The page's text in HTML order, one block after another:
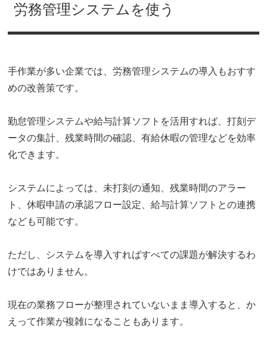
労務管理システムを使う
手作業が多い企業では、労務管理システムの導入もおすす
めの改善策です。
勤怠管理システムや給与計算ソフトを活用すれば、打刻デ
ータの集計、残業時間の確認、有給休暇の管理などを効率
化できます。
システムによっては、未打刻の通知、残業時間のアラー
ト、休暇申請の承認フロー設定、給与計算ソフトとの連携
なども可能です。
ただし、システムを導入すればすべての課題が解決するわ
けではありません。
現在の業務フローが整理されていないまま導入すると、か
えって作業が複雑になることもあります。